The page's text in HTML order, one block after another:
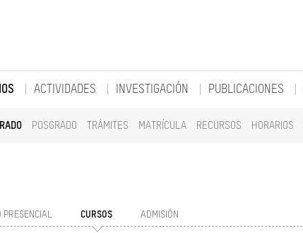
POSGRADO TRÁMITES MATRÍCULA RECURSOS HORARIOS
ACTIVIDADES INVESTIGACIÓN PUBLICACIONES
PRESENCIAL CURSOS ADMISIÓN